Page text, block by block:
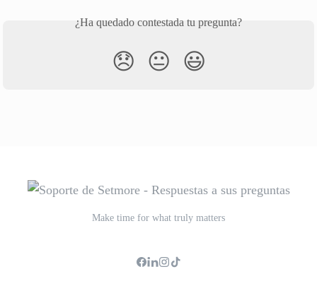
¿Ha quedado contestada tu pregunta?
😞 😐 😃
Make time for what truly matters